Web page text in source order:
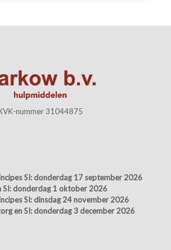
nummer 31044875
SI: donderdag 17 september 2026
SI: donderdag 1 oktober 2026
SI: dinsdag 24 november 2026
en SI: donderdag 3 december 2026